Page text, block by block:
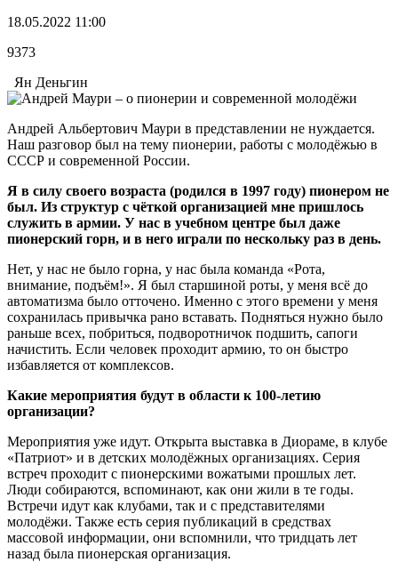
18.05.2022 11:00
9373
Ян Деньгин
Андрей Альбертович Маури в представлении не нуждается.
Наш разговор был на тему пионерии, работы с молодёжью в
СССР и современной России.
Я в силу своего возраста (родился в 1997 году) пионером не
был. Из структур с чёткой организацией мне пришлось
служить в армии. У нас в учебном центре был даже
пионерский горн, и в него играли по нескольку раз в день.
Нет, у нас не было горна, у нас была команда «Рота,
внимание, подъём!». Я был старшиной роты, у меня всё до
автоматизма было отточено. Именно с этого времени у меня
сохранилась привычка рано вставать. Подняться нужно было
раньше всех, побриться, подворотничок подшить, сапоги
начистить. Если человек проходит армию, то он быстро
избавляется от комплексов.
Какие мероприятия будут в области к 100-летию
организации?
Мероприятия уже идут. Открыта выставка в Диораме, в клубе
«Патриот» и в детских молодёжных организациях. Серия
встреч проходит с пионерскими вожатыми прошлых лет.
Люди собираются, вспоминают, как они жили в те годы.
Встречи идут как клубами, так и с представителями
молодёжи. Также есть серия публикаций в средствах
массовой информации, они вспомнили, что тридцать лет
назад была пионерская организация.